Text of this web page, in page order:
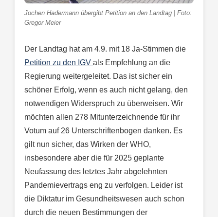
Jochen Hadermann übergibt Petition an den Landtag | Foto:
Gregor Meier
Der Landtag hat am 4.9. mit 18 Ja-Stimmen die
Petition zu den IGV als Empfehlung an die
Regierung weitergeleitet. Das ist sicher ein
schöner Erfolg, wenn es auch nicht gelang, den
notwendigen Widerspruch zu überweisen. Wir
möchten allen 278 Mitunterzeichnende für ihr
Votum auf 26 Unterschriftenbogen danken. Es
gilt nun sicher, das Wirken der WHO,
insbesondere aber die für 2025 geplante
Neufassung des letztes Jahr abgelehnten
Pandemievertrags eng zu verfolgen. Leider ist
die Diktatur im Gesundheitswesen auch schon
durch die neuen Bestimmungen der